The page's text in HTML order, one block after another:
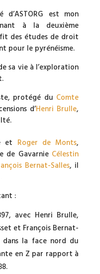
est mon
à la deuxième
des études de droit
pour le pyrénéisme.
sa vie à l’exploration
protégé du Comte
d’Henri Brulle,
et Roger de Monts,
de Gavarnie Célestin
Bernat-Salles, il
:
avec Henri Brulle,
et François Bernat-
dans la face nord du
en Z par rapport à